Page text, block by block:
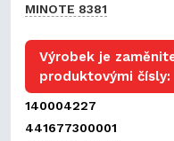
MINOTE 8381
Výrobek je
produktovými čísly:
140004227
441677300001